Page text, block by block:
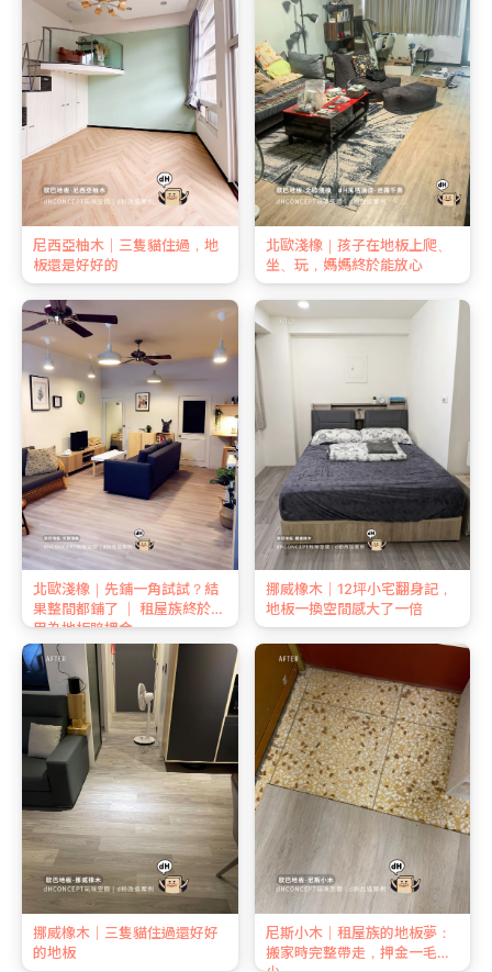
尼西亞柚木｜三隻貓住過，地
板還是好好的
北歐淺橡｜孩子在地板上爬、
坐、玩，媽媽終於能放心
北歐淺橡｜先鋪一角試試？結
果整間都鋪了 ｜ 租屋族終於不
用為地板賠押金
挪威橡木｜12坪小宅翻身記，
地板一換空間感大了一倍
挪威橡木｜三隻貓住過還好好
的地板
尼斯小木｜租屋族的地板夢：
搬家時完整帶走，押金一毛不